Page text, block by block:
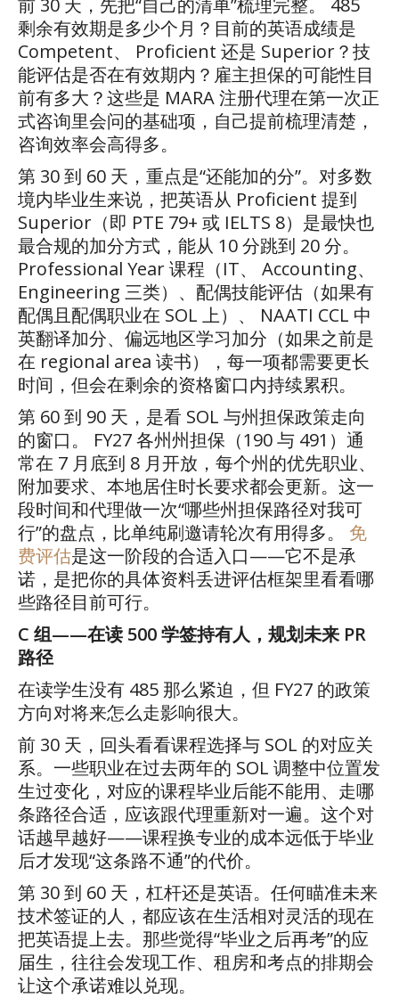
剩余有效期是多少个月？目前的英语成绩是
Competent、 Proficient 还是 Superior？技
能评估是否在有效期内？雇主担保的可能性目
前有多大？这些是 MARA注册代理在第一次正
式咨询里会问的基础项，自己提前梳理清楚，
咨询效率会高得多。
第 30到 60 天，重点是“还能加的分”。对多数
境内毕业生来说，把英语从 Proficient 提到
Superior （即 PTE 79+ 或 IELTS 8）是最快也
最合规的加分方式，能从 10分跳到 20分。
Professional Year课程（IT、 Accounting、
Engineering 三类）、配偶技能评估（如果有
配偶且配偶职业在 SOL 上）、 NAATI CCL 中
英翻译加分、偏远地区学习加分（如果之前是
在 regional area 读书），每一项都需要更长
时间，但会在剩余的资格窗口内持续累积。
第 60到 90 天，是看 SOL 与州担保政策走向
的窗口。
FY27各州州担保（190与 491 ）通
常在 7 月底到 8 月开放，每个州的优先职业、
附加要求、本地居住时长要求都会更新。这一
段时间和代理做一次“哪些州担保路径对我可
行”的盘点，比单纯刷邀请轮次有用得多。
免
费评估是这一阶段的合适入口——它不是承
诺，是把你的具体资料丢进评估框架里看看哪
些路径目前可行。
C 组——在读 500学签持有人，规划未来 PR
路径
在读学生没有 485 那么紧迫，但 FY27 的政策
方向对将来怎么走影响很大。
前 30 天，回头看看课程选择与 SOL 的对应关
系。一些职业在过去两年的 SOL 调整中位置发
生过变化，对应的课程毕业后能不能用、走哪
条路径合适，应该跟代理重新对一遍。这个对
话越早越好——课程换专业的成本远低于毕业
后才发现“这条路不通”的代价。
第 30到 60 天，杠杆还是英语。任何瞄准未来
技术签证的人，都应该在生活相对灵活的现在
把英语提上去。那些觉得“毕业之后再考”的应
届生，往往会发现工作、租房和考点的排期会
让这个承诺难以兑现。